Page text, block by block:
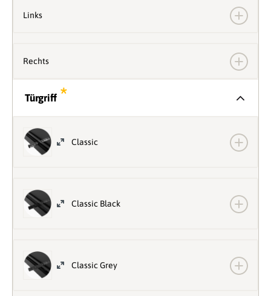
Links
Rechts
Türgriff *
Classic
Classic Black
Classic Grey